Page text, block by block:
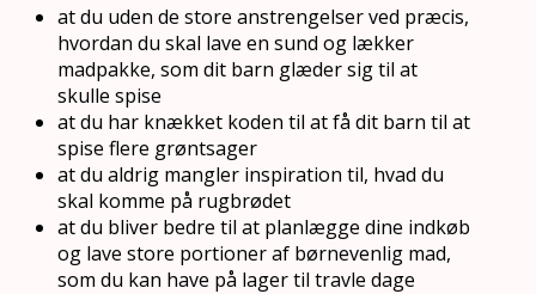
at du uden de store anstrengelser ved præcis,
hvordan du skal lave en sund og lækker
madpakke, som dit barn glæder sig til at
skulle spise
at du har knækket koden til at få dit barn til at
spise flere grøntsager
at du aldrig mangler inspiration til, hvad du
skal komme på rugbrødet
at du bliver bedre til at planlægge dine indkøb
og lave store portioner af børnevenlig mad,
som du kan have på lager til travle dage